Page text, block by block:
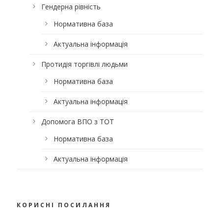
Гендерна рівність
Нормативна база
Актуальна інформація
Протидія торгівлі людьми
Нормативна база
Актуальна інформація
Допомога ВПО з ТОТ
Нормативна база
Актуальна інформація
КОРИСНІ ПОСИЛАННЯ